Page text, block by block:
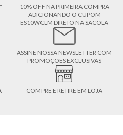
10% OFF NA PRIMEIRA COMPRA
ADICIONANDO O CUPOM
ES10WCLM DIRETO NA SACOLA
ASSINE NOSSA NEWSLETTER COM
PROMOÇÕES EXCLUSIVAS
COMPRE E RETIRE EM LOJA